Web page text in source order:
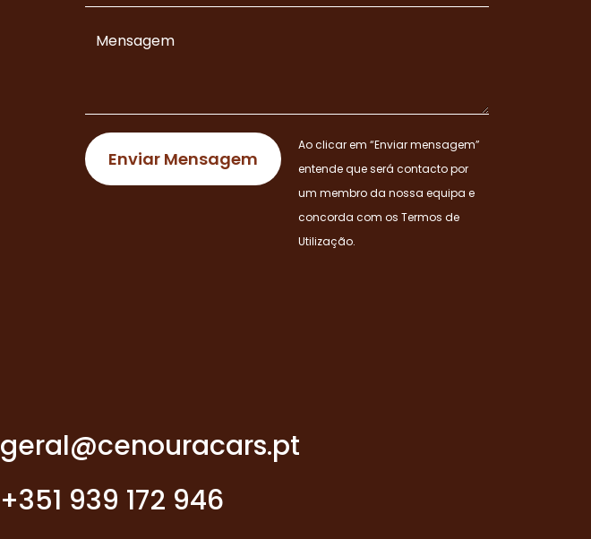
Ao clicar em “Enviar mensagem”
entende que será contacto por
um membro da nossa equipa e
concorda com os Termos de
Utilização.
geral@cenouracars.pt
+351 939 172 946